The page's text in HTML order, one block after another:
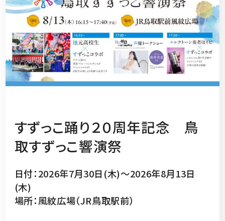
すずっこ踊り２０周年記念 鳥
取すずっこ響演祭
日付：2026年7月30日(木)～2026年8月13日
(木)
場所：風紋広場（JR鳥取駅前）